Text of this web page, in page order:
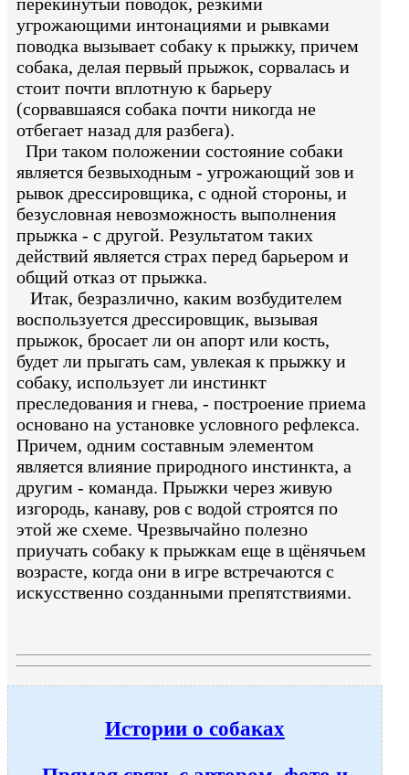
угрожающими интонациями и рывками
поводка вызывает собаку к прыжку, причем
собака, делая первый прыжок, сорвалась и
стоит почти вплотную к барьеру
(сорвавшаяся собака почти никогда не
отбегает назад для разбега).
При таком положении состояние собаки
является безвыходным - угрожающий зов и
рывок дрессировщика, с одной стороны, и
безусловная невозможность выполнения
прыжка - с другой. Результатом таких
действий является страх перед барьером и
общий отказ от прыжка.
Итак, безразлично, каким возбудителем
воспользуется дрессировщик, вызывая
прыжок, бросает ли он апорт или кость,
будет ли прыгать сам, увлекая к прыжку и
собаку, использует ли инстинкт
преследования и гнева, - построение приема
основано на установке условного рефлекса.
Причем, одним составным элементом
является влияние природного инстинкта, а
другим - команда. Прыжки через живую
изгородь, канаву, ров с водой строятся по
этой же схеме. Чрезвычайно полезно
приучать собаку к прыжкам еще в щёнячьем
возрасте, когда они в игре встречаются с
искусственно созданными препятствиями.
Истории о собаках